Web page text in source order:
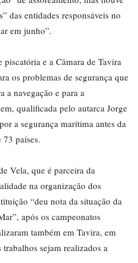
das entidades responsáveis no
em junho”.
e a Câmara de Tavira
os problemas de segurança que
a navegação e para a
qualificada pelo autarca Jorge
a segurança marítima antes da
países.
Vela, que é parceira da
na organização dos
“deu nota da situação da
após os campeonatos
também em Tavira, em
sejam realizados a